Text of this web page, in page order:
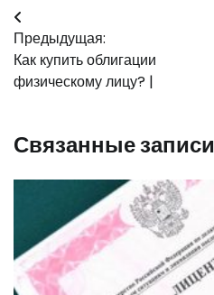
Навигация
по
записям
Предыдущая:
Как купить облигации
физическому лицу? |
Связанные записи